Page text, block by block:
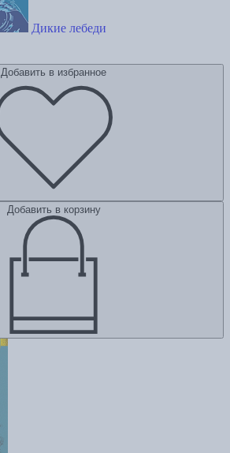
Дикие лебеди
Добавить в избранное
Добавить в корзину